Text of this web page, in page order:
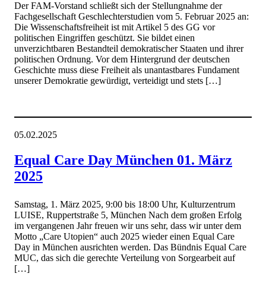
Der FAM-Vorstand schließt sich der Stellungnahme der
Fachgesellschaft Geschlechterstudien vom 5. Februar 2025 an:
Die Wissenschaftsfreiheit ist mit Artikel 5 des GG vor
politischen Eingriffen geschützt. Sie bildet einen
unverzichtbaren Bestandteil demokratischer Staaten und ihrer
politischen Ordnung. Vor dem Hintergrund der deutschen
Geschichte muss diese Freiheit als unantastbares Fundament
unserer Demokratie gewürdigt, verteidigt und stets […]
05.02.2025
Equal Care Day München 01. März
2025
Samstag, 1. März 2025, 9:00 bis 18:00 Uhr, Kulturzentrum
LUISE, Ruppertstraße 5, München Nach dem großen Erfolg
im vergangenen Jahr freuen wir uns sehr, dass wir unter dem
Motto „Care Utopien“ auch 2025 wieder einen Equal Care
Day in München ausrichten werden. Das Bündnis Equal Care
MUC, das sich die gerechte Verteilung von Sorgearbeit auf
[…]